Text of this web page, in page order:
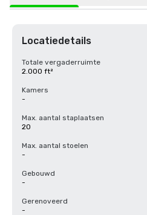
Locatiedetails
Totale vergaderruimte
2.000 ft²
Kamers
-
Max. aantal staplaatsen
20
Max. aantal stoelen
-
Gebouwd
-
Gerenoveerd
-